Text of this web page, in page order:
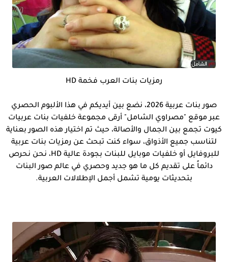
رمزيات بنات العرب فخمة HD
صور بنات عربية 2026، نضع بين أيديكم في هذا الألبوم الحصري
عبر موقع "مصراوي الشامل" أرقى مجموعة خلفيات بنات عربيات
كيوت تجمع بين الجمال والأصالة، حيث تم اختيار هذه الصور بعناية
لتناسب جميع الأذواق، سواء كنت تبحث عن رمزيات بنات عربية
للبروفايل أو خلفيات موبايل للبنات بجودة عالية HD، نحن نحرص
دائماً على تقديم كل ما هو جديد وحصري في عالم صور البنات
بتحديثات يومية تشمل أجمل الإطلالات العربية.